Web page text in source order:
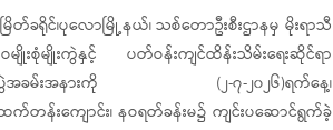
ြိတ်ခရိုင်၊ပု​လောမြို့နယ်၊ သစ်တောဦးစီးဌာနမှ မိုးရာသီ
ျိုးစုံမျိုးကွဲနှင့် ပတ်ဝန်းကျင်ထိန်းသိမ်းရေးဆိုင်ရာ
ောပွဲအခမ်းအနားကို (၂-၇-၂၀၂၆)ရက်နေ့၊
န်းကျောင်း၊ နဝရတ်ခန်းမ၌ ကျင်းပဆောင်ရွက်ခဲ့